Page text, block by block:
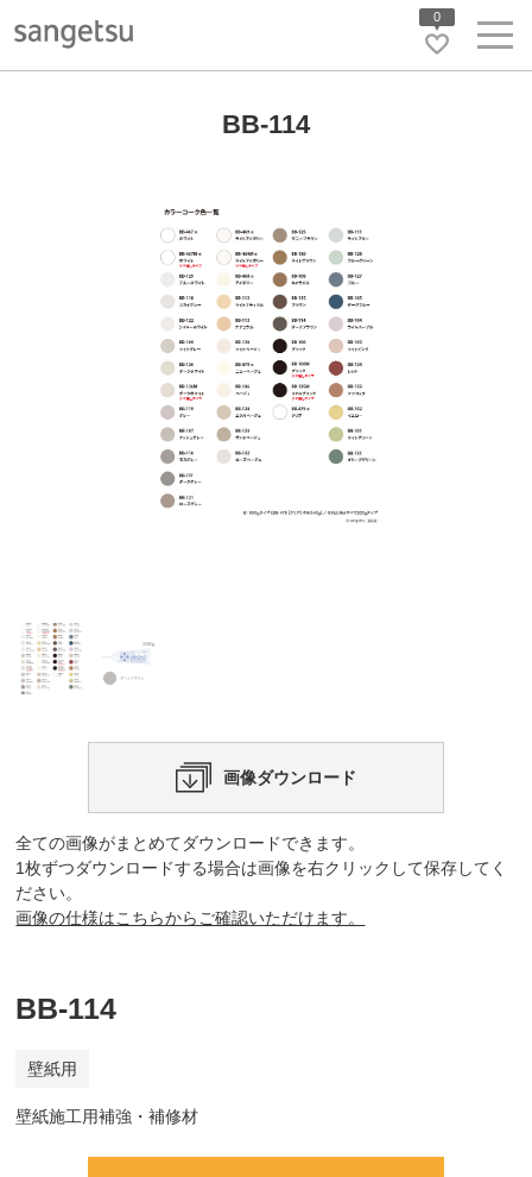
0
BB-114
画像ダウンロード
全ての画像がまとめてダウンロードできます。
1枚ずつダウンロードする場合は画像を右クリックして保存してく
ださい。
画像の仕様はこちらからご確認いただけます。
BB-114
壁紙用
壁紙施工用補強・補修材